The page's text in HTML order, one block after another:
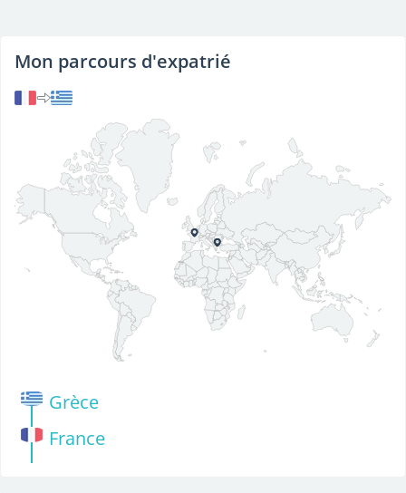
Mon parcours d'expatrié
Grèce
France